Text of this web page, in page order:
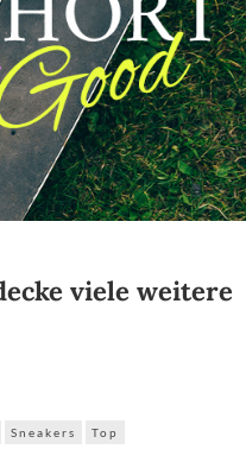
viele weitere
Sneakers Top